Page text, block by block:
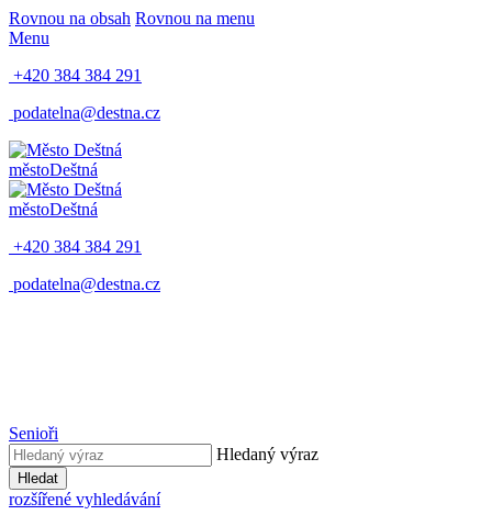
Rovnou na obsah Rovnou na menu
Menu
+420 384 384 291
podatelna@destna.cz
městoDeštná
městoDeštná
+420 384 384 291
podatelna@destna.cz
Senioři
Hledaný výraz
Hledat
rozšířené vyhledávání